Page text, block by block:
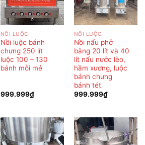
NỒI LUỘC
Nồi luộc bánh
chưng 250 lít
luộc 100 – 130
bánh mỗi mẻ
999.999₫
NỒI LUỘC
Nồi nấu phở
bằng 20 lít và 40
lít nấu nước lèo,
hầm xương, luộc
bánh chưng
bánh tét
999.999₫